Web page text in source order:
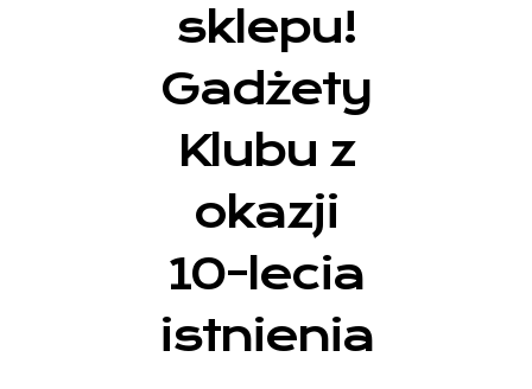
sklepu!
Gadżety
Klubu z
okazji
10-lecia
istnienia